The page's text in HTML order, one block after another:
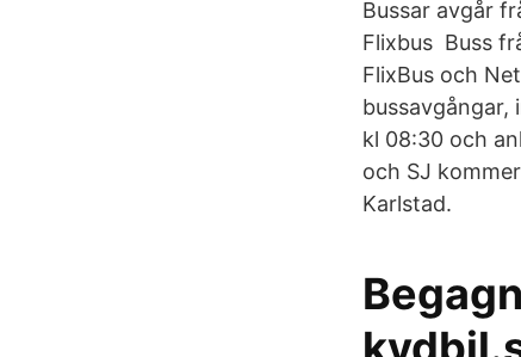
Bussar avgår
Flixbus Buss
FlixBus och
bussavgångar,
kl 08:30 och
och SJ
Karlstad.